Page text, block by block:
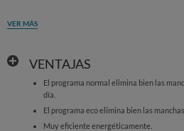
VER MÁS
VENTAJAS
El programa normal elimina bien las
día.
El programa eco elimina bien las
Muy eficiente energéticamente.